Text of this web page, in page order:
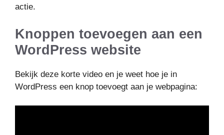
actie.
Knoppen toevoegen aan een
WordPress website
Bekijk deze korte video en je weet hoe je in
WordPress een knop toevoegt aan je webpagina: